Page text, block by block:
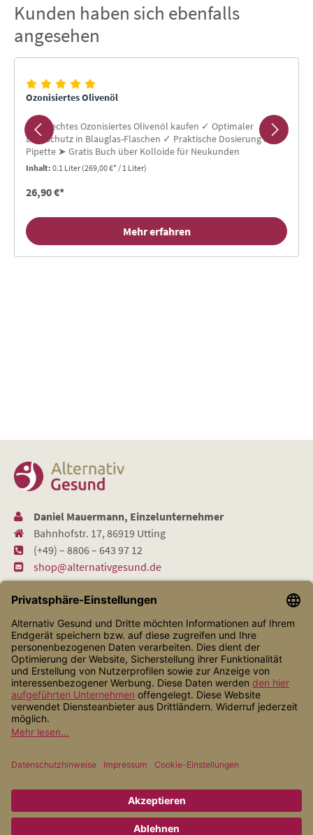
Produktgalerie überspringen
Kunden haben sich ebenfalls
angesehen
Ozonisiertes Olivenöl
100% echtes Ozonisiertes Olivenöl kaufen ✓ Optimaler
Lichtschutz in Blauglas-Flaschen ✓ Praktische Dosierung mit
Pipette ➤ Gratis Buch über Kolloide für Neukunden
Inhalt: 0.1 Liter (269,00 €* / 1 Liter)
26,90 €*
Mehr erfahren
Daniel Mauermann, Einzelunternehmer
Bahnhofstr. 17, 86919 Utting
(+49) – 8806 – 643 97 12
shop@alternativgesund.de
Shop Service
Informationen
Zahlungsarten
* Alle Preise inkl. gesetzl. Mehrwertsteuer zzgl.
nicht anders angegeben.